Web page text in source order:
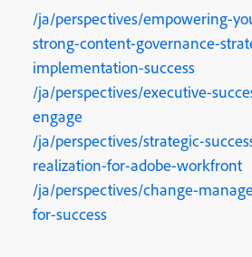
/ja/perspectives/empowering-
strong-content-governance-
implementation-success
/ja/perspectives/executive-
engage
/ja/perspectives/strategic-
realization-for-adobe-workfront
/ja/perspectives/change-
for-success